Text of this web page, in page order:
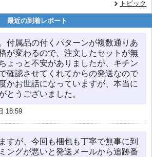
トピック
最近の到着レポート
付属品の付くパターンが複数通りあ
が変わるので、注文したセットが無
ょっと不安がありましたが、キチン
確認させてくれてからの発送なので
かお世話になっていますが、本当に
とうございました。
18:59
すが、今回も梱包も丁寧で無事に到
ングが悪いと発送メールから追跡番